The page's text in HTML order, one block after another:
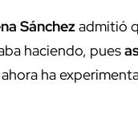
Sánchezadmitió
haciendo, pues
ha